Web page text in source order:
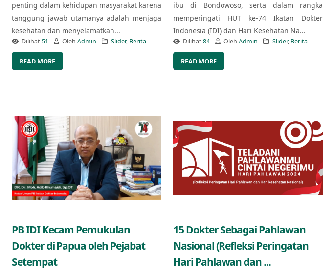
penting dalam kehidupan masyarakat karena
tanggung jawab utamanya adalah menjaga
kesehatan dan menyelamatkan...
Dilihat51 Oleh Admin Slider, Berita
READ MORE
ibu di Bondowoso, serta dalam rangka
memperingati HUT ke-74 Ikatan Dokter
Indonesia (IDI) dan Hari Kesehatan Na...
Dilihat84 Oleh Admin Slider, Berita
READ MORE
PB IDI Kecam Pemukulan
Dokter di Papua oleh Pejabat
Setempat
15 Dokter Sebagai Pahlawan
Nasional (Refleksi Peringatan
Hari Pahlawan dan ...